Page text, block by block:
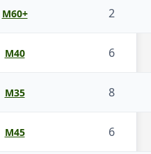
M60+ 2
M40 6
M35 8
M45 6